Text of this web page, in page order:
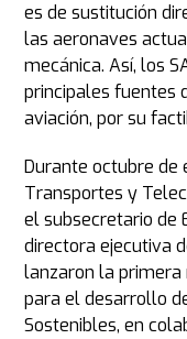
es de sustitución
las aeronaves
mecánica. Así, los
principales fuentes
aviación, por su
Durante octubre de
Transportes y
el subsecretario de
directora ejecutiva
lanzaron la
para el desarrollo
Sostenibles, en